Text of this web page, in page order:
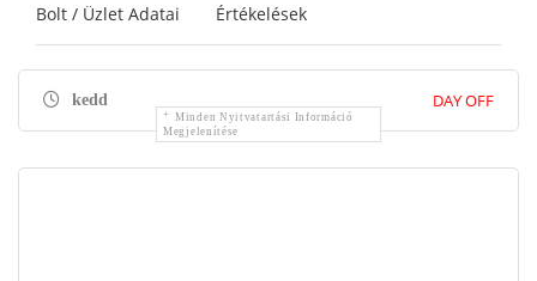
Bolt / Üzlet Adatai Értékelések
kedd DAY OFF
Minden Nyitvatartási Információ
Megjelenítése